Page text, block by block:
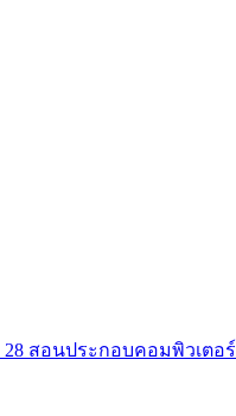
28 สอนประกอบคอมพิวเตอร์